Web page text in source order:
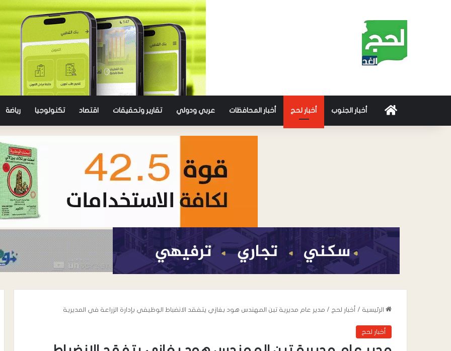
أخبار الجنوب أخبار لحج أخبار المحافظات عربي ودولي تقارير وتحقيقات اقتصاد تكنولوجيا رياضة
الرئيسية / أخبار لحج / مدير عام مديرية تبن المهندس هود بغازي يتفقد الانضباط الوظيفي بإدارة الزراعة في المديرية
أخبار لحج